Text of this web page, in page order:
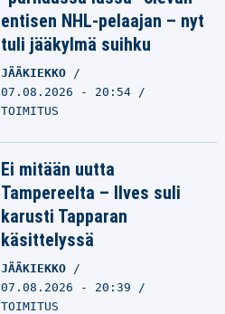
entisen NHL-pelaajan – nyt
tuli jääkylmä suihku
JÄÄKIEKKO
07.08.2026 - 20:54
TOIMITUS
Ei mitään uutta
Tampereelta – Ilves suli
karusti Tapparan
käsittelyssä
JÄÄKIEKKO
07.08.2026 - 20:39
TOIMITUS